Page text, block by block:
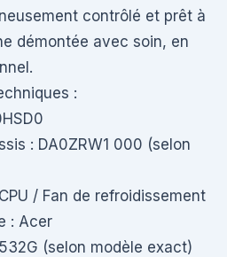
contrôlé et prêt à
démontée avec soin, en
:
: DA0ZRW1 000 (selon
/ Fan de refroidissement
: Acer
(selon modèle exact)